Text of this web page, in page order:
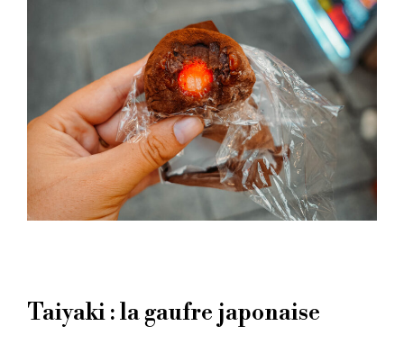
Taiyaki : la gaufre japonaise